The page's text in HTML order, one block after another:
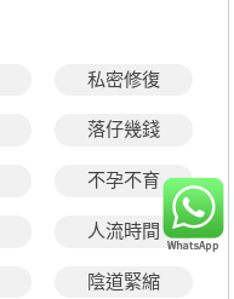
私密修復
落仔幾錢
不孕不育
人流時間
陰道緊縮